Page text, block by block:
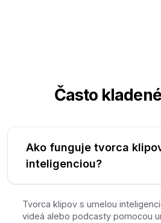
Často
Ako funguje tvorca
inteligenciou?
Tvorca klipov s umelou
videá alebo podcasty pomocou